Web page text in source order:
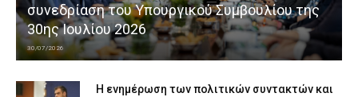
συνεδρίαση του Υπουργικού Συμβουλίου της
30ης Ιουλίου 2026
30/07/2026
Η ενημέρωση των πολιτικών συντακτών και